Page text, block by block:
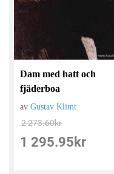
Dam med hatt och
fjäderboa
avGustav Klimt
2 273.60kr
1 295.95 kr